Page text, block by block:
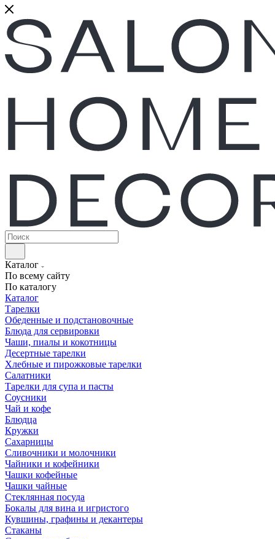
Каталог
По всему сайту
По каталогу
Каталог
Тарелки
Обеденные и подстановочные
Блюда для сервировки
Чаши, пиалы и кокотницы
Десертные тарелки
Хлебные и пирожковые тарелки
Салатники
Тарелки для супа и пасты
Соусники
Чай и кофе
Блюдца
Кружки
Сахарницы
Сливочники и молочники
Чайники и кофейники
Чашки кофейные
Чашки чайные
Стеклянная посуда
Бокалы для вина и игристого
Кувшины, графины и декантеры
Стаканы